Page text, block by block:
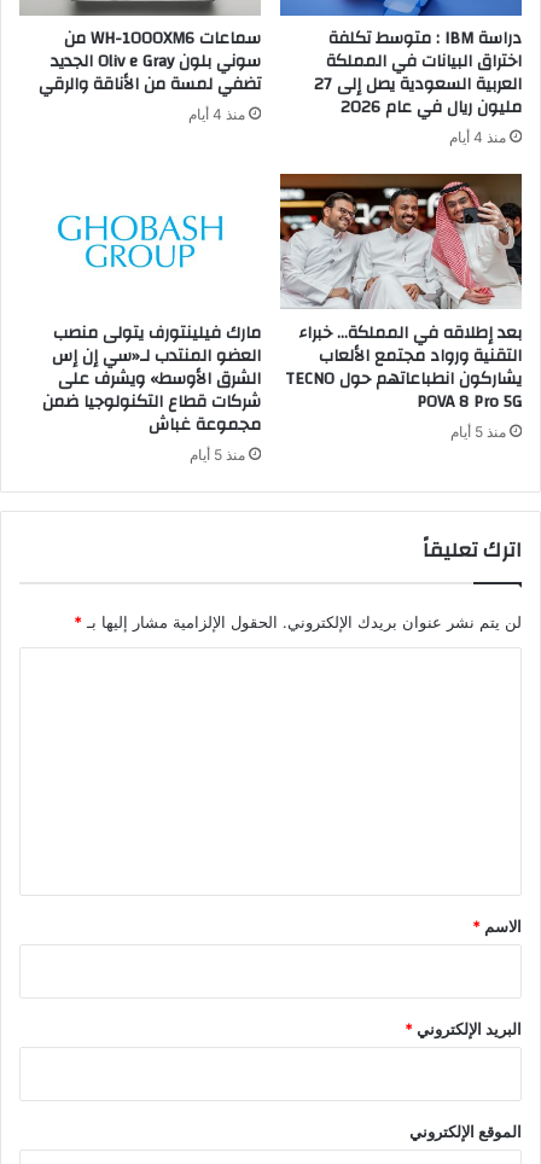
دراسة IBM : متوسط تكلفة
اختراق البيانات في المملكة
العربية السعودية يصل إلى 27
مليون ريال في عام 2026
منذ 4 أيام
سماعات WH-1000XM6 من
سوني بلون Oliv e Gray الجديد
تضفي لمسة من الأناقة والرقي
منذ 4 أيام
بعد إطلاقه في المملكة… خبراء
التقنية ورواد مجتمع الألعاب
يشاركون انطباعاتهم حول TECNO
POVA 8 Pro 5G
منذ 5 أيام
مارك فيلينتورف يتولى منصب
العضو المنتدب لـ«سي إن إس
الشرق الأوسط» ويشرف على
شركات قطاع التكنولوجيا ضمن
مجموعة غباش
منذ 5 أيام
اترك تعليقاً
لن يتم نشر عنوان بريدك الإلكتروني. الحقول الإلزامية مشار إليها بـ *
*
الاسم *
البريد الإلكتروني*
الموقع الإلكتروني